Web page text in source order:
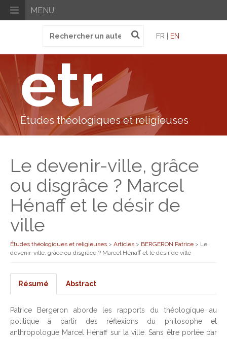
MENU
pour
FR | EN
etr
Études théologiques et religieuses
Le devenir-ville, grâce
ou disgrâce ? Marcel
Hénaff et le désir de
ville
Études théologiques et religieuses > Articles > BERGERON Patrice > Le
devenir-ville, grâce ou disgrâce ? Marcel Hénaff et le désir de ville
Résumé Abstract
Patrice Bergeron aborde les rapports du théologique au
politique à partir des réflexions du philosophe et
anthropologue Marcel Hénaff sur la ville. Sans être portée par